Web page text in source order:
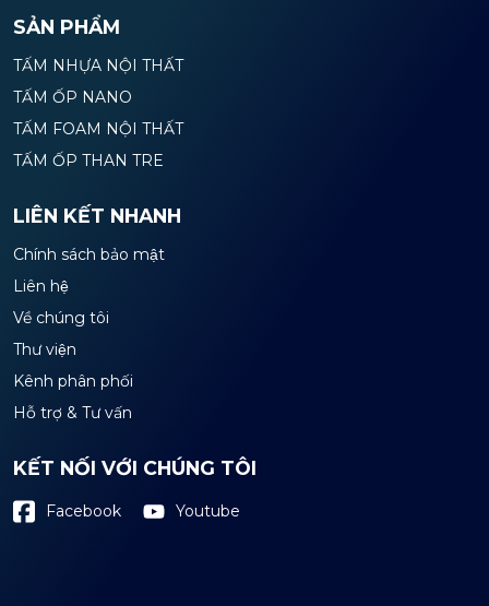
SẢN PHẨM
TẤM NHỰA NỘI THẤT
TẤM ỐP NANO
TẤM FOAM NỘI THẤT
TẤM ỐP THAN TRE
LIÊN KẾT NHANH
Chính sách bảo mật
Liên hệ
Về chúng tôi
Thư viện
Kênh phân phối
Hỗ trợ & Tư vấn
KẾT NỐI VỚI CHÚNG TÔI
Facebook Youtube